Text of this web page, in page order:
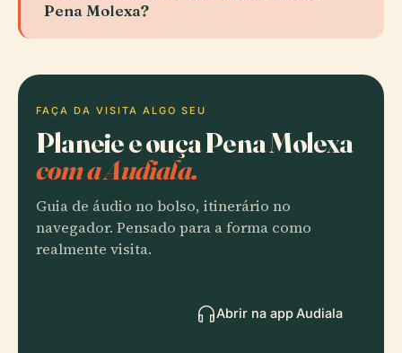
Pena Molexa?
FAÇA DA VISITA ALGO SEU
Planeie e ouça Pena Molexa
com a Audiala.
Guia de áudio no bolso, itinerário no
navegador. Pensado para a forma como
realmente visita.
Abrir na app Audiala